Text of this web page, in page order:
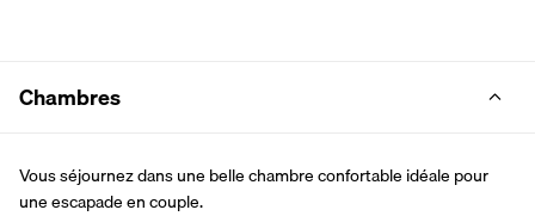
Chambres
Vous séjournez dans une belle chambre confortable idéale pour
une escapade en couple.